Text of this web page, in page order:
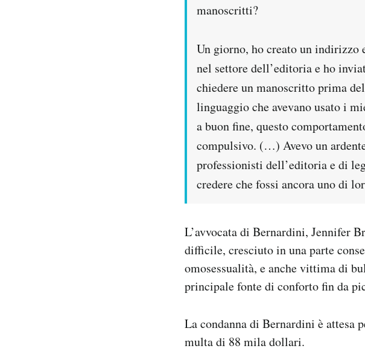
manoscritti?
Un giorno, ho creato un
nel settore dell’editoria e ho
chiedere un manoscritto prima
linguaggio che avevano usato i
a buon fine, questo
compulsivo. (…) Avevo un
professionisti dell’editoria e di
credere che fossi ancora uno di
L’avvocata di Bernardini, Jennifer
difficile, cresciuto in una parte
omosessualità, e anche vittima di
principale fonte di conforto fin da
La condanna di Bernardini è attesa
multa di 88 mila dollari.